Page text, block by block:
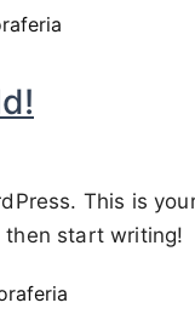
This is
start writing!